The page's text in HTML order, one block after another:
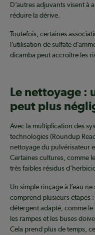
D’autres adjuvants visent à
réduire la dérive.
Toutefois, certaines
l’utilisation de sulfate
dicamba peut accroître les
Le nettoyage :
peut plus
Avec la multiplication des
technologies (Roundup
nettoyage du pulvérisateur
Certaines cultures, comme
très faibles résidus
Un simple rinçage à l’eau
comprend plusieurs étapes
détergent adapté, comme
les rampes et les buses
Cela prend plus de temps,